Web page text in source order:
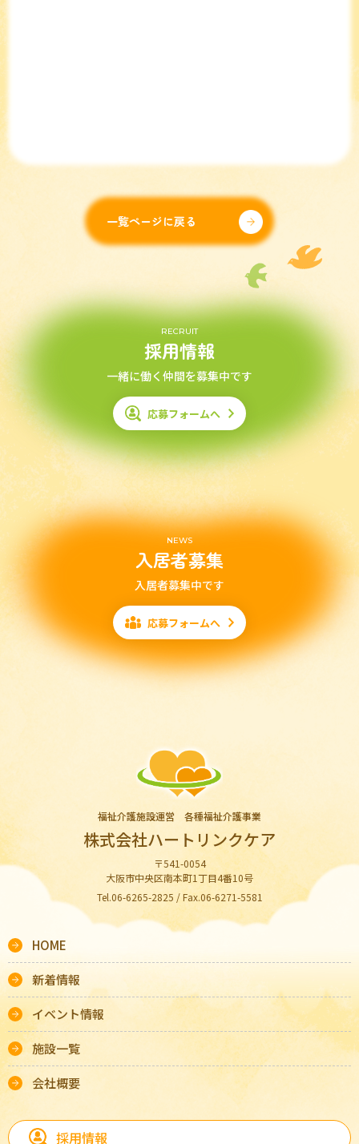
一覧ページに戻る
RECRUIT
採用情報
一緒に働く仲間を募集中です
応募フォームへ
NEWS
入居者募集
入居者募集中です
応募フォームへ
福祉介護施設運営 各種福祉介護事業
株式会社ハートリンクケア
〒541-0054
大阪市中央区南本町1丁目4番10号
Tel.06-6265-2825 / Fax.06-6271-5581
HOME
新着情報
イベント情報
施設一覧
会社概要
採用情報